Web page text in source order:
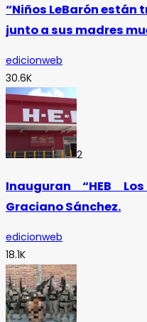
“Niños LeBarón
junto a sus madres
edicionweb
30.6K
2
Inauguran “HEB
Graciano Sánchez.
edicionweb
18.1K